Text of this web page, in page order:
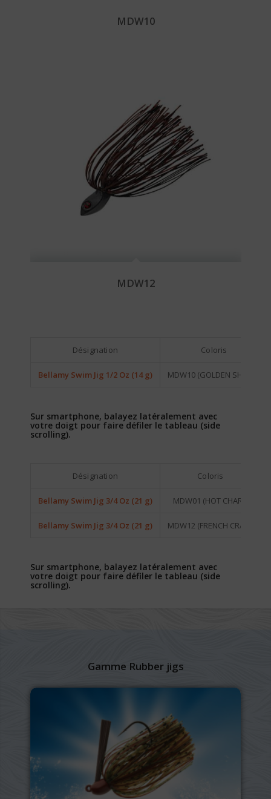
MDW10
MDW12
Désignation Coloris
Bellamy Swim Jig 1/2 Oz (14 g) MDW10 (GOLDEN SHINER)
Sur smartphone, balayez latéralement avec
votre doigt pour faire défiler le tableau (side
scrolling).
Désignation Coloris
Bellamy Swim Jig 3/4 Oz (21 g) MDW01 (HOT CHART)
Bellamy Swim Jig 3/4 Oz (21 g) MDW12 (FRENCH CRAW)
Sur smartphone, balayez latéralement avec
votre doigt pour faire défiler le tableau (side
scrolling).
Gamme Rubber jigs